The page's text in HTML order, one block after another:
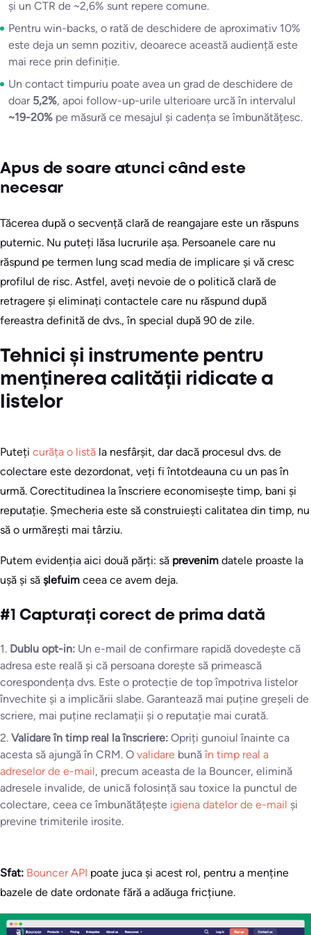
și un CTR de ~2,6% sunt repere comune.
Pentru win-backs, o rată de deschidere de aproximativ 10%
este deja un semn pozitiv, deoarece această audiență este
mai rece prin definiție.
Un contact timpuriu poate avea un grad de deschidere de
doar 5,2%, apoi follow-up-urile ulterioare urcă în intervalul
~19-20% pe măsură ce mesajul și cadența se îmbunătățesc.
Apus de soare atunci când este
necesar
Tăcerea după o secvență clară de reangajare este un răspuns
puternic. Nu puteți lăsa lucrurile așa. Persoanele care nu
răspund pe termen lung scad media de implicare și vă cresc
profilul de risc. Astfel, aveți nevoie de o politică clară de
retragere și eliminați contactele care nu răspund după
fereastra definită de dvs., în special după 90 de zile.
Tehnici și instrumente pentru
menținerea calității ridicate a
listelor
Puteți curăța o listă la nesfârșit, dar dacă procesul dvs. de
colectare este dezordonat, veți fi întotdeauna cu un pas în
urmă. Corectitudinea la înscriere economisește timp, bani și
reputație. Șmecheria este să construiești calitatea din timp, nu
să o urmărești mai târziu.
Putem evidenția aici două părți: să prevenim datele proaste la
ușă și să șlefuim ceea ce avem deja.
#1 Capturați corect de prima dată
1. Dublu opt-in: Un e-mail de confirmare rapidă dovedește că
adresa este reală și că persoana dorește să primească
corespondența dvs. Este o protecție de top împotriva listelor
învechite și a implicării slabe. Garantează mai puține greșeli de
scriere, mai puține reclamații și o reputație mai curată.
2. Validare în timp real la înscriere: Opriți gunoiul înainte ca
acesta să ajungă în CRM. O validare bunăîn timp real a
adreselor de e-mail, precum aceasta de la Bouncer, elimină
adresele invalide, de unică folosință sau toxice la punctul de
colectare, ceea ce îmbunătățește igiena datelor de e-mail și
previne trimiterile irosite.
Sfat: Bouncer API poate juca și acest rol, pentru a menține
bazele de date ordonate fără a adăuga fricțiune.